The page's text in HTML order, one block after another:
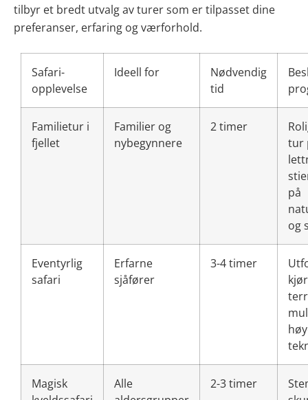
tilbyr et bredt utvalg av turer som er tilpasset dine
preferanser, erfaring og værforhold.
Safari-
opplevelse
Ideell for
Nødvendig
tid
Familietur i
fjellet
Familier og
nybegynnere
2 timer
tur
på
og
Eventyrlig
safari
Erfarne
sjåfører
3-4 timer
Magisk
Alle
2-3 timer